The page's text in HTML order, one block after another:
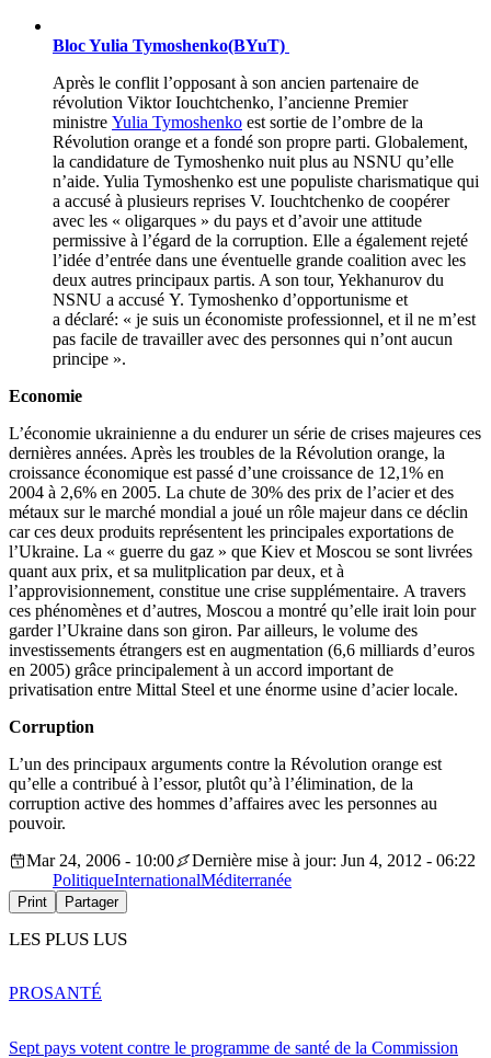
Bloc Yulia Tymoshenko(BYuT)
Après le conflit l’opposant à son ancien partenaire de
révolution Viktor Iouchtchenko, l’ancienne Premier
ministre Yulia Tymoshenko est sortie de l’ombre de la
Révolution orange et a fondé son propre parti. Globalement,
la candidature de Tymoshenko nuit plus au NSNU qu’elle
n’aide. Yulia Tymoshenko est une populiste charismatique qui
a accusé à plusieurs reprises V. Iouchtchenko de coopérer
avec les « oligarques » du pays et d’avoir une attitude
permissive à l’égard de la corruption. Elle a également rejeté
l’idée d’entrée dans une éventuelle grande coalition avec les
deux autres principaux partis. A son tour, Yekhanurov du
NSNU a accusé Y. Tymoshenko d’opportunisme et
a déclaré: « je suis un économiste professionnel, et il ne m’est
pas facile de travailler avec des personnes qui n’ont aucun
principe ».
Economie
L’économie ukrainienne a du endurer un série de crises majeures ces
dernières années. Après les troubles de la Révolution orange, la
croissance économique est passé d’une croissance de 12,1% en
2004 à 2,6% en 2005. La chute de 30% des prix de l’acier et des
métaux sur le marché mondial a joué un rôle majeur dans ce déclin
car ces deux produits représentent les principales exportations de
l’Ukraine. La « guerre du gaz » que Kiev et Moscou se sont livrées
quant aux prix, et sa mulitplication par deux, et à
l’approvisionnement, constitue une crise supplémentaire. A travers
ces phénomènes et d’autres, Moscou a montré qu’elle irait loin pour
garder l’Ukraine dans son giron. Par ailleurs, le volume des
investissements étrangers est en augmentation (6,6 milliards d’euros
en 2005) grâce principalement à un accord important de
privatisation entre Mittal Steel et une énorme usine d’acier locale.
Corruption
L’un des principaux arguments contre la Révolution orange est
qu’elle a contribué à l’essor, plutôt qu’à l’élimination, de la
corruption active des hommes d’affaires avec les personnes au
pouvoir.
Mar 24, 2006 - 10:00
Dernière mise à jour: Jun 4, 2012 - 06:22
PolitiqueInternationalMéditerranée
Print Partager
LES PLUS LUS
Sept pays votent contre le programme de santé de la Commission
PROSANTÉ